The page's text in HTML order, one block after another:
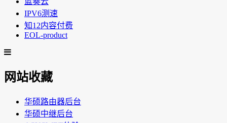
IPV6测速
知12内容付费
EOL-product
网站收藏
华硕路由器后台
华硕中继后台